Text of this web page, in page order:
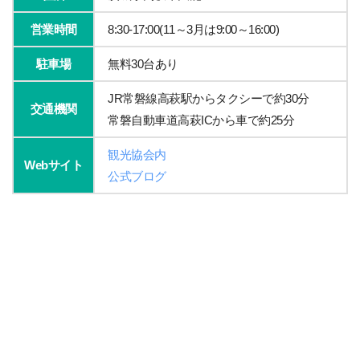
営業時間 8:30-17:00(11～3月は9:00～16:00)
駐車場 無料30台あり
交通機関
JR常磐線高萩駅からタクシーで約30分
常磐自動車道高萩ICから車で約25分
Webサイト
観光協会内
公式ブログ